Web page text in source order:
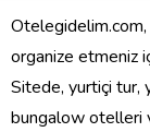
Otelegidelim.com,
organize etmeniz
Sitede, yurtiçi tur,
bungalow otelleri